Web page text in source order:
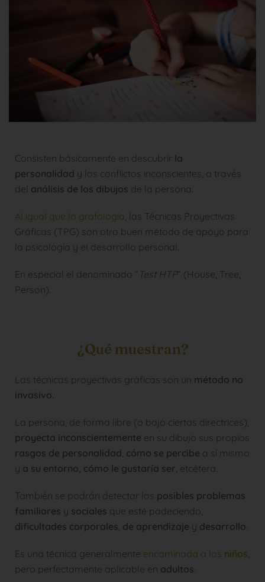
Consisten básicamente en descubrir la
personalidad y los conflictos inconscientes, a través
del análisis de los dibujos de la persona.
Al igual que la grafología , las Técnicas Proyectivas
Gráficas (TPG) son otro buen método de apoyo para
la psicología y el desarrollo personal.
En especial el denominado “ Test HTP” (House, Tree,
Person).
¿Qué muestran?
Las técnicas proyectivas gráficas son un método no
invasivo.
La persona, de forma libre (o bajo ciertas directrices),
proyecta inconscientemente en su dibujo sus propios
rasgos de personalidad cómo se percibe a sí mismo
y a su entorno, cómo le gustaría ser , etcétera.
También se podrán detectar los posibles problemas
familiares y sociales que esté padeciendo,
dificultades corporales de aprendizaje y desarrollo
Es una técnica generalmente encaminada a los niños
pero perfectamente aplicable en adultos